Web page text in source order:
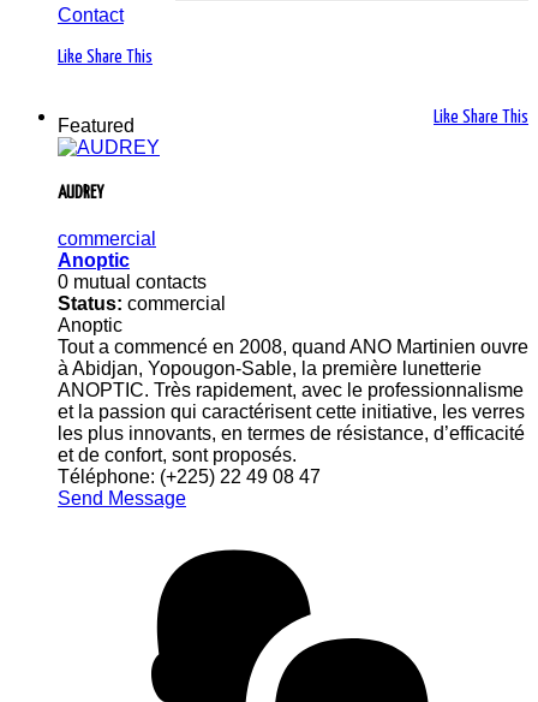
Contact
Like Share This
Like Share This
Featured
AUDREY
commercial
Anoptic
0 mutual contacts
Status: commercial
Anoptic
Tout a commencé en 2008, quand ANO Martinien ouvre
à Abidjan, Yopougon-Sable, la première lunetterie
ANOPTIC. Très rapidement, avec le professionnalisme
et la passion qui caractérisent cette initiative, les verres
les plus innovants, en termes de résistance, d’efficacité
et de confort, sont proposés.
Téléphone: (+225) 22 49 08 47
Send Message